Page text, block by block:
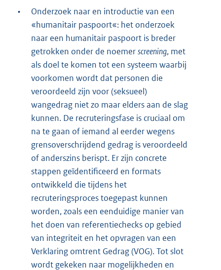
•
Onderzoek naar en introductie van een
«humanitair paspoort«: het onderzoek
naar een humanitair paspoort is breder
getrokken onder de noemerscreening, met
als doel te komen tot een systeem waarbij
voorkomen wordt dat personen die
veroordeeld zijn voor (seksueel)
wangedrag niet zo maar elders aan de slag
kunnen. De recruteringsfase is cruciaal om
na te gaan of iemand al eerder wegens
grensoverschrijdend gedrag is veroordeeld
of anderszins berispt. Er zijn concrete
stappen geïdentificeerd en formats
ontwikkeld die tijdens het
recruteringsproces toegepast kunnen
worden, zoals een eenduidige manier van
het doen van referentiechecks op gebied
van integriteit en het opvragen van een
Verklaring omtrent Gedrag (VOG). Tot slot
wordt gekeken naar mogelijkheden en